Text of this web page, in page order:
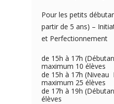
Pour les petits
partir de 5 ans) –
et Perfectionnement
de 15h à 17h
maximum 10 élèves
de 15h à 17h (Niveau
maximum 25 élèves
de 17h à 19h
élèves